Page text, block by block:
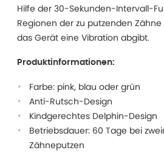
Hilfe der 30-Sekunden-Intervall-
Regionen der zu putzenden
das Gerät eine Vibration abgibt.
Produktinformationen:
Farbe: pink, blau oder grün
Anti-Rutsch-Design
Kindgerechtes Delphin-Design
Betriebsdauer: 60 Tage bei
Zähneputzen